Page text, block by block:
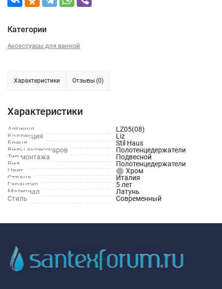
Категории
Аксессуары для ванной
Характеристики Отзывы (0)
Характеристики
Артикул
LZ05(08)
Коллекция
Liz
Бренд
Stil Haus
Виды аксессуаров
Полотенцедержатели
Тип монтажа
Подвесной
Вид
Полотенцедержатели
Цвет
Хром
Страна
Италия
Гарантия
5 лет
Материал
Латунь
Стиль
Современный